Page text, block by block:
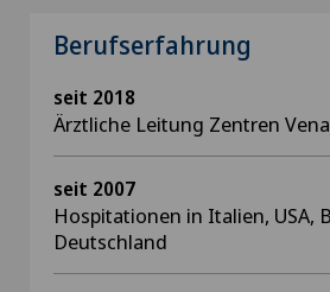
Berufserfahrung
seit 2018
Ärztliche Leitung Zentren
seit 2007
Hospitationen in Italien, USA,
Deutschland